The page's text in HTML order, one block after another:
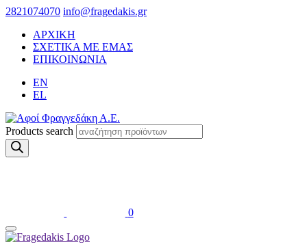
2821074070 info@fragedakis.gr
ΑΡΧΙΚΗ
ΣΧΕΤΙΚΑ ΜΕ ΕΜΑΣ
ΕΠΙΚΟΙΝΩΝΙΑ
EN
EL
Products search
0